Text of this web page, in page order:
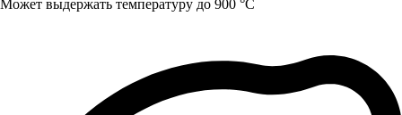
Может выдержать температуру до 900 °C